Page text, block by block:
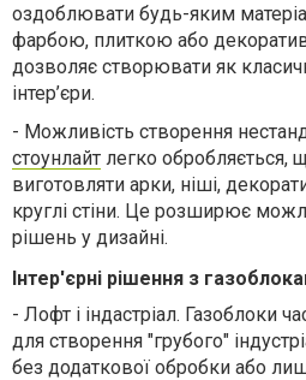
оздоблювати будь-яким
фарбою, плиткою або
дозволяє створювати як
інтер’єри.
- Можливість створення
стоунлайт легко обробляється,
виготовляти арки, ніші,
круглі стіни. Це розширює
рішень у дизайні.
Інтер'єрні рішення з
- Лофт і індастріал. Газоблоки
для створення "грубого"
без додаткової обробки або